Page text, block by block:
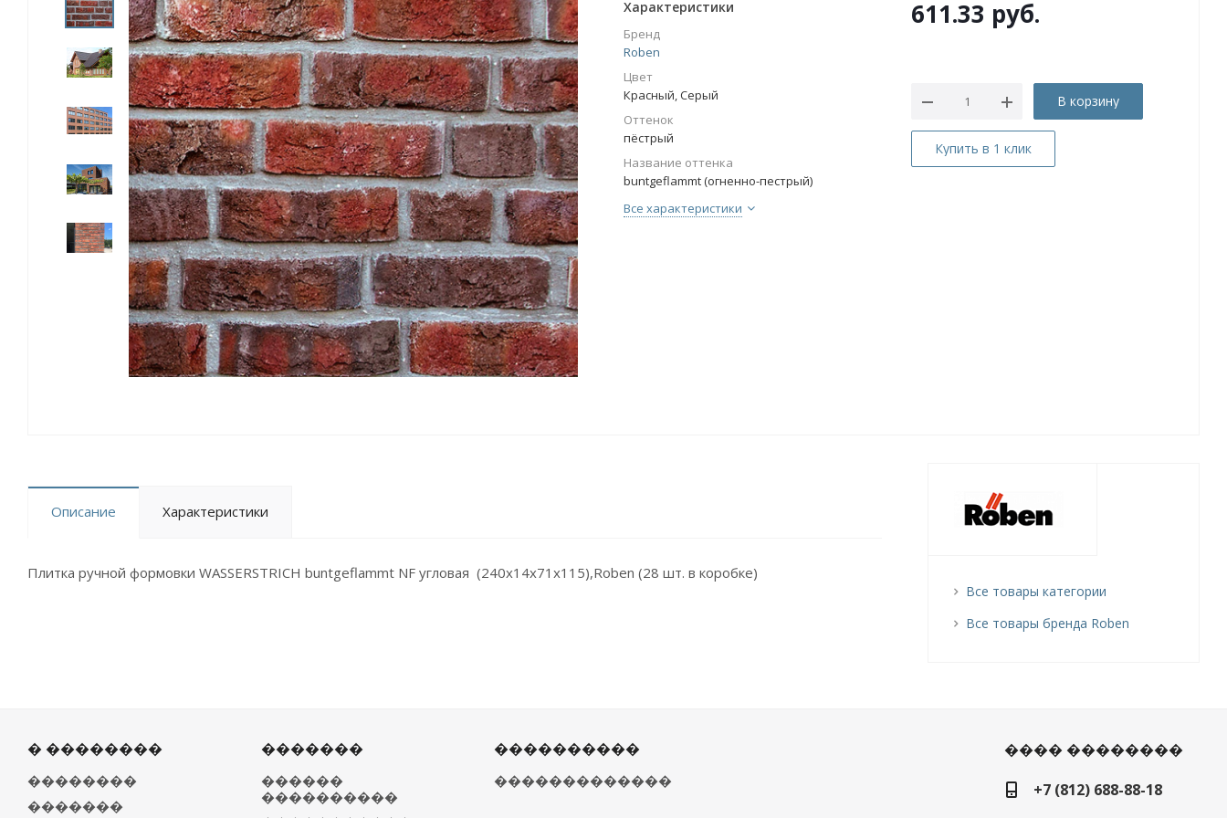
Характеристики
Бренд
Roben
Цвет
Красный, Серый
Оттенок
пёстрый
Название оттенка
buntgeflammt (огненно-пестрый)
Все характеристики
611.33 руб.
В корзину
Купить в 1 клик
Описание Характеристики
Плитка ручной формовки WASSERSTRICH buntgeflammt NF угловая (240x14x71х115),Roben (28 шт. в коробке)
Все товары категории
Все товары бренда Roben
� ��������
��������
�������
�������
������
����������
����������
�������������
���� ��������
+7 (812) 688-88-18